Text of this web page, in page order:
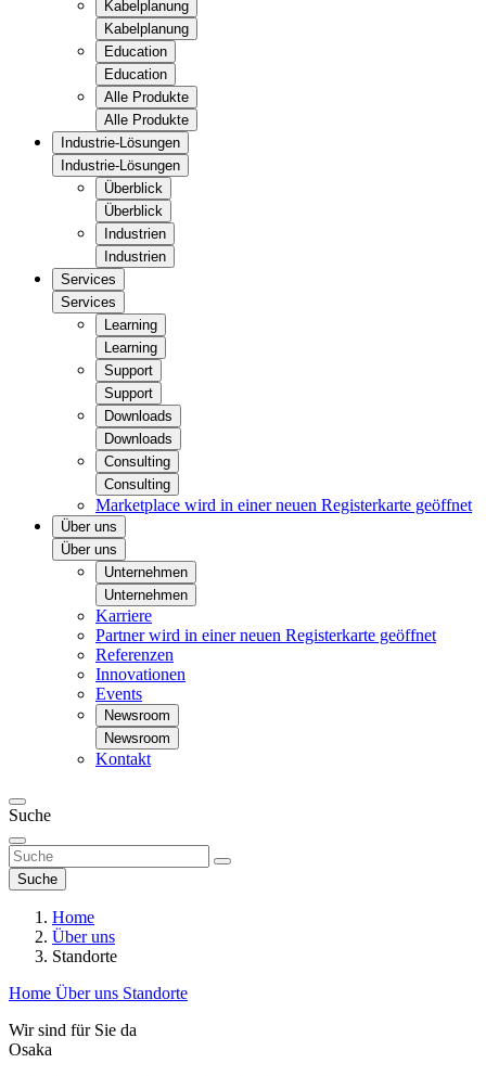
Kabelplanung
Kabelplanung
Education
Education
Alle Produkte
Alle Produkte
Industrie-Lösungen
Industrie-Lösungen
Überblick
Überblick
Industrien
Industrien
Services
Services
Learning
Learning
Support
Support
Downloads
Downloads
Consulting
Consulting
Marketplace wird in einer neuen Registerkarte geöffnet
Über uns
Über uns
Unternehmen
Unternehmen
Karriere
Partnerwird in einer neuen Registerkarte geöffnet
Referenzen
Innovationen
Events
Newsroom
Newsroom
Kontakt
Suche
Suche
Home
Über uns
Standorte
Home Über uns Standorte
Wir sind für Sie da
Osaka